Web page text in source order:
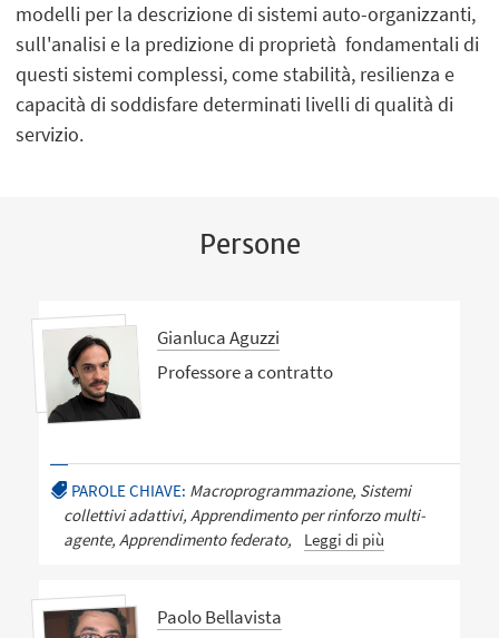
modelli per la descrizione di sistemi auto-organizzanti,
sull'analisi e la predizione di proprietà fondamentali di
questi sistemi complessi, come stabilità, resilienza e
capacità di soddisfare determinati livelli di qualità di
servizio.
Persone
Gianluca Aguzzi
Professore a contratto
PAROLE CHIAVE: Macroprogrammazione, Sistemi
collettivi adattivi, Apprendimento per rinforzo multi-
agente, Apprendimento federato,
Leggi di più
Paolo Bellavista